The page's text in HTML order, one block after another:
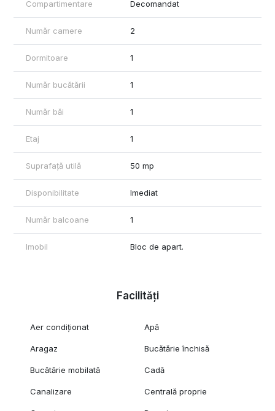
Compartimentare Decomandat
Număr camere 2
Dormitoare 1
Număr bucătării 1
Număr băi 1
Etaj 1
Suprafață utilă 50 mp
Disponibilitate Imediat
Număr balcoane 1
Imobil Bloc de apart.
Facilități
Aer condiționat Apă
Aragaz Bucătărie închisă
Bucătărie mobilată Cadă
Canalizare Centrală proprie